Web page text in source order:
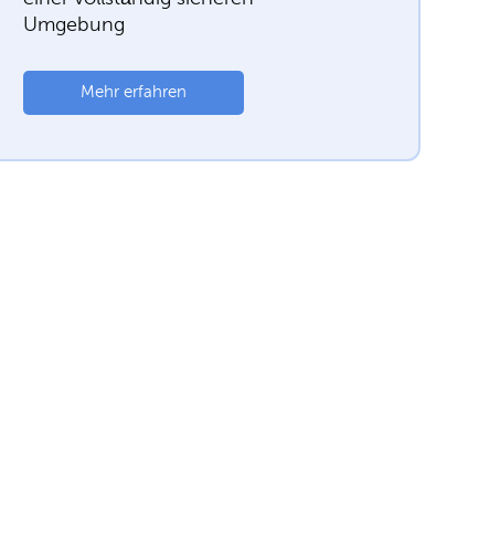
Umgebung
Mehr erfahren